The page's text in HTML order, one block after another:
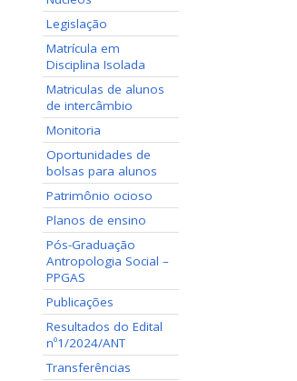
Legislação
Matrícula em
Disciplina Isolada
Matriculas de alunos
de intercâmbio
Monitoria
Oportunidades de
bolsas para alunos
Patrimônio ocioso
Planos de ensino
Pós-Graduação
Antropologia Social –
PPGAS
Publicações
Resultados do Edital
nº1/2024/ANT
Transferências